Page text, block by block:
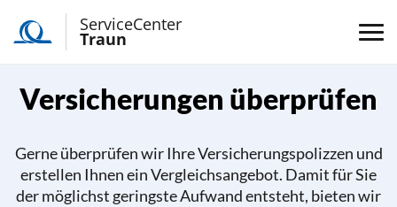
ServiceCenter
Traun
Versicherungen überprüfen
Gerne überprüfen wir Ihre Versicherungspolizzen und
erstellen Ihnen ein Vergleichsangebot. Damit für Sie
der möglichst geringste Aufwand entsteht, bieten wir